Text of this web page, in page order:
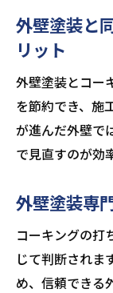
外壁塗装と
リット
外壁塗装とコー
を節約でき、施
が進んだ外壁で
で見直すのが効
外壁塗装専
コーキングの打
じて判断されま
め、信頼できる